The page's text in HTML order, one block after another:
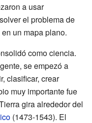
a usar
el problema de
un mapa plano.
como ciencia.
se empezó a
clasificar, crear
muy importante fue
gira alrededor del
(1473-1543). El